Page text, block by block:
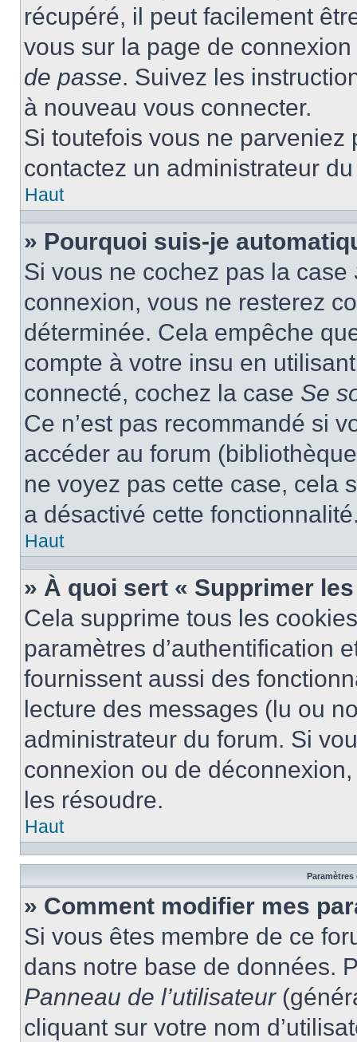
récupéré, il peut facilement
vous sur la page de
de passe. Suivez les
à nouveau vous connecter.
Si toutefois vous ne
contactez un administrateur
Haut
» Pourquoi suis-je
Si vous ne cochez pas la case
connexion, vous ne resterez
déterminée. Cela empêche
compte à votre insu en
connecté, cochez la case Se
Ce n’est pas recommandé si
accéder au forum
ne voyez pas cette case, cela
a désactivé cette
Haut
» À quoi sert « Supprimer
Cela supprime tous les
paramètres d’authentification
fournissent aussi des
lecture des messages (lu ou
administrateur du forum. Si
connexion ou de
les résoudre.
Haut
Paramètres
» Comment modifier mes
Si vous êtes membre de ce
dans notre base de données.
Panneau de l’utilisateur
cliquant sur votre nom